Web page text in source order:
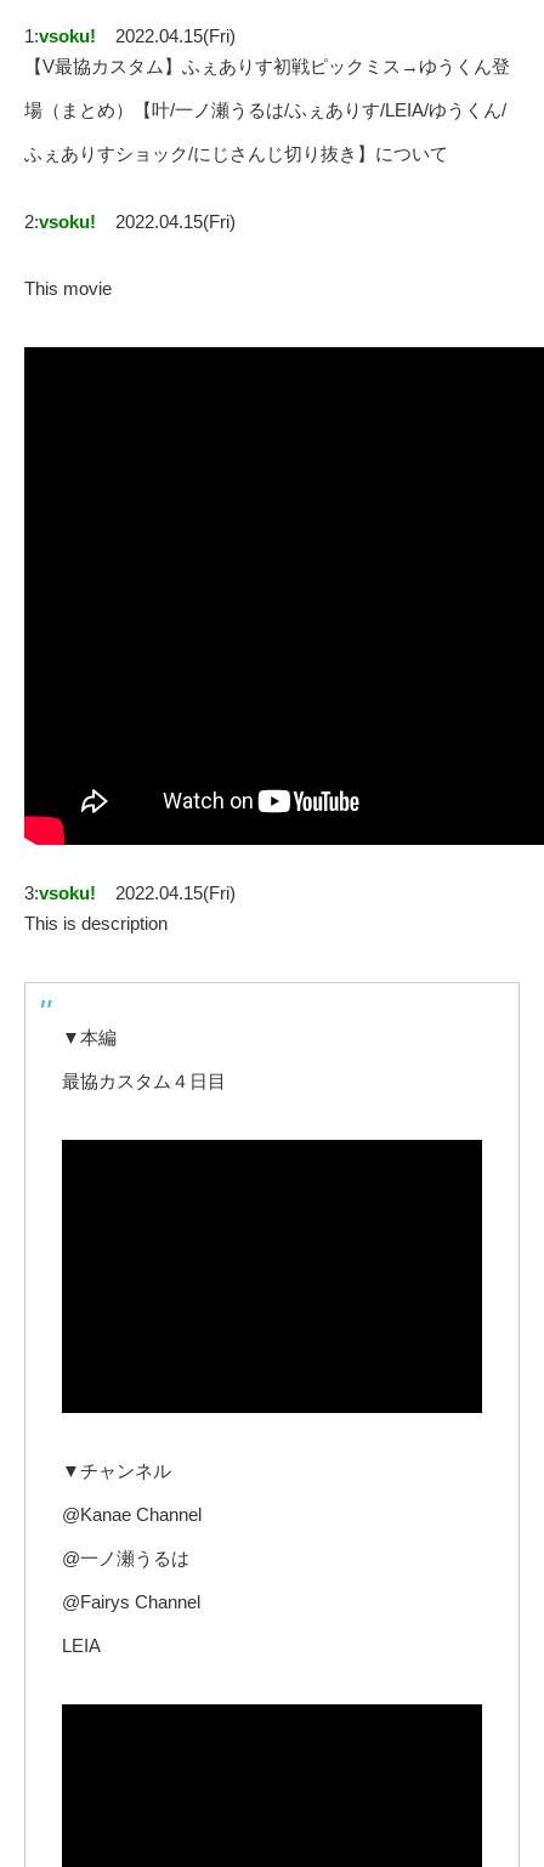
1:vsoku!
2022.04.15(Fri)
【V最協カスタム】ふぇありす初戦ピックミス→ゆうくん登
場（まとめ）【叶/一ノ瀬うるは/ふぇありす/LEIA/ゆうくん/
ふぇありすショック/にじさんじ切り抜き】について
2:vsoku! 2022.04.15(Fri)
This movie
3:vsoku!
2022.04.15(Fri)
This is description
▼本編
最協カスタム４日目
▼チャンネル
@Kanae Channel
@一ノ瀬うるは
@Fairys Channel
LEIA